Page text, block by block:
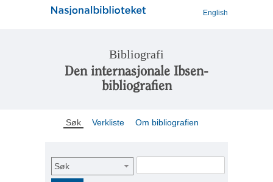
English
Bibliografi
Den internasjonale Ibsen-
bibliografien
Søk Verkliste Om bibliografien
Søk